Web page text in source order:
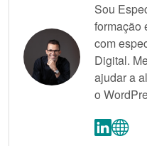
Sou
formação
com
Digital.
ajudar a
o